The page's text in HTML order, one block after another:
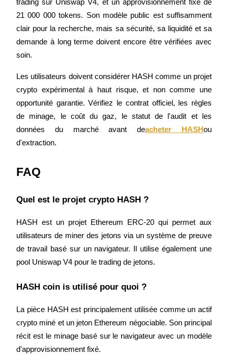
trading sur Uniswap V4, et un approvisionnement fixe de
21 000 000 tokens. Son modèle public est suffisamment
clair pour la recherche, mais sa sécurité, sa liquidité et sa
demande à long terme doivent encore être vérifiées avec
soin.
Les utilisateurs doivent considérer HASH comme un projet
crypto expérimental à haut risque, et non comme une
opportunité garantie. Vérifiez le contrat officiel, les règles
de minage, le coût du gaz, le statut de l'audit et les
données du marché avant deacheter HASHou
d'extraction.
FAQ
Quel est le projet crypto HASH ?
HASH est un projet Ethereum ERC-20 qui permet aux
utilisateurs de miner des jetons via un système de preuve
de travail basé sur un navigateur. Il utilise également une
pool Uniswap V4 pour le trading de jetons.
HASH coin is utilisé pour quoi ?
La pièce HASH est principalement utilisée comme un actif
crypto miné et un jeton Ethereum négociable. Son principal
récit est le minage basé sur le navigateur avec un modèle
d'approvisionnement fixé.